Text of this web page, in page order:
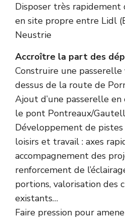
Disposer très rapidement
en site propre entre Lidl
Neustrie
Accroître la part des
Construire une
dessus de la route de
Ajout d’une passerelle
le pont Pontreaux/
Développement de
loisirs et travail : axes
accompagnement des
renforcement de
portions, valorisation des
existants…
Faire pression pour